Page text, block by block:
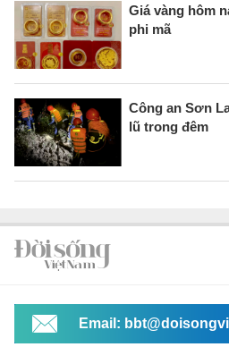
Giá vàng hôm
phi mã
Công an Sơn
lũ trong đêm
Email: